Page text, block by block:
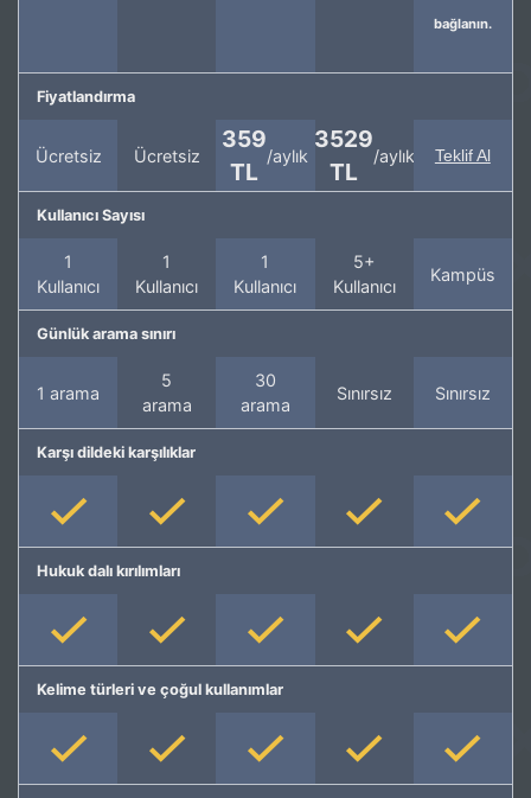
bağlanın.
Fiyatlandırma
Ücretsiz Ücretsiz
359
TL
/aylık
3529
TL
/aylık Teklif Al
Kullanıcı Sayısı
1
Kullanıcı
1
Kullanıcı
1
Kullanıcı
5+
Kullanıcı
Kampüs
Günlük arama sınırı
1 arama
5
arama
30
arama
Sınırsız Sınırsız
Karşı dildeki karşılıklar
Hukuk dalı kırılımları
Kelime türleri ve çoğul kullanımlar